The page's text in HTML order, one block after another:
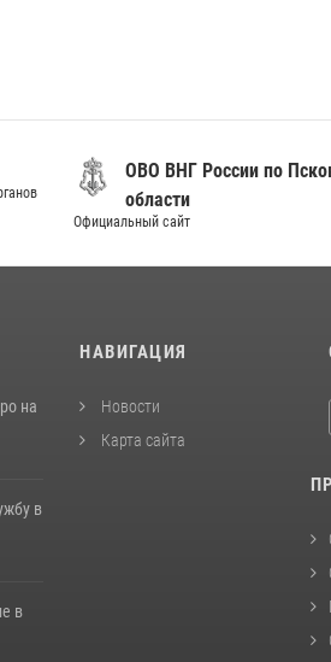
ОВО ВНГ России по
области
Официальный сайт
на
в
в
НАВИГАЦИЯ
Новости
Карта сайта